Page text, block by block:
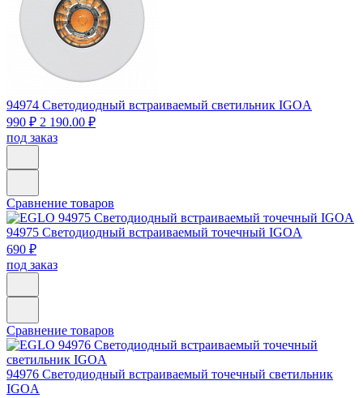
94974 Светодиодный встраиваемый светильник IGOA
990 ₽ 2 190.00 ₽
под заказ
Сравнение товаров
94975 Светодиодный встраиваемый точечный IGOA
690 ₽
под заказ
Сравнение товаров
94976 Светодиодный встраиваемый точечный светильник
IGOA